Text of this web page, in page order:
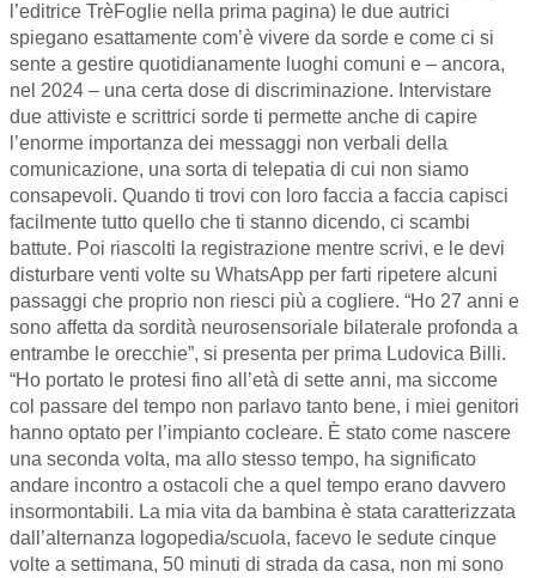
l’editrice TrèFoglie nella prima pagina) le due autrici
spiegano esattamente com’è vivere da sorde e come ci si
sente a gestire quotidianamente luoghi comuni e – ancora,
nel 2024 – una certa dose di discriminazione. Intervistare
due attiviste e scrittrici sorde ti permette anche di capire
l’enorme importanza dei messaggi non verbali della
comunicazione, una sorta di telepatia di cui non siamo
consapevoli. Quando ti trovi con loro faccia a faccia capisci
facilmente tutto quello che ti stanno dicendo, ci scambi
battute. Poi riascolti la registrazione mentre scrivi, e le devi
disturbare venti volte su WhatsApp per farti ripetere alcuni
passaggi che proprio non riesci più a cogliere. “Ho 27 anni e
sono affetta da sordità neurosensoriale bilaterale profonda a
entrambe le orecchie”, si presenta per prima Ludovica Billi.
“Ho portato le protesi fino all’età di sette anni, ma siccome
col passare del tempo non parlavo tanto bene, i miei genitori
hanno optato per l’impianto cocleare. È stato come nascere
una seconda volta, ma allo stesso tempo, ha significato
andare incontro a ostacoli che a quel tempo erano davvero
insormontabili. La mia vita da bambina è stata caratterizzata
dall’alternanza logopedia/scuola, facevo le sedute cinque
volte a settimana, 50 minuti di strada da casa, non mi sono